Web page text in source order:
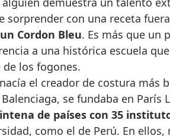
sorprender con una receta
Cordon Bleu. Es más que un
a una histórica escuela
los fogones.
el creador de costura más
se fundaba en París
de países con 35
como el de Perú. En ellos,